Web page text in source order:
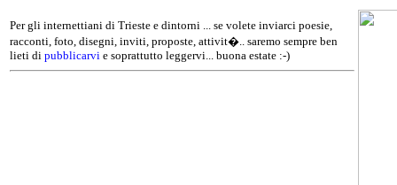
Per gli internettiani di Trieste e dintorni ... se volete inviarci poesie,
racconti, foto, disegni, inviti, proposte, attivit�.. saremo sempre ben
lieti di pubblicarvi e soprattutto leggervi... buona estate :-)